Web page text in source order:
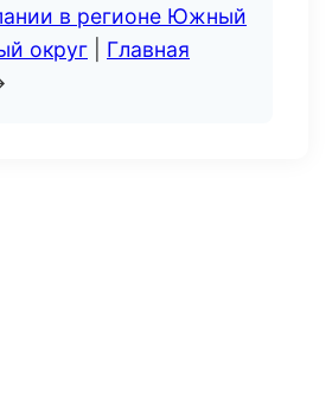
в регионе Южный
округ
Главная